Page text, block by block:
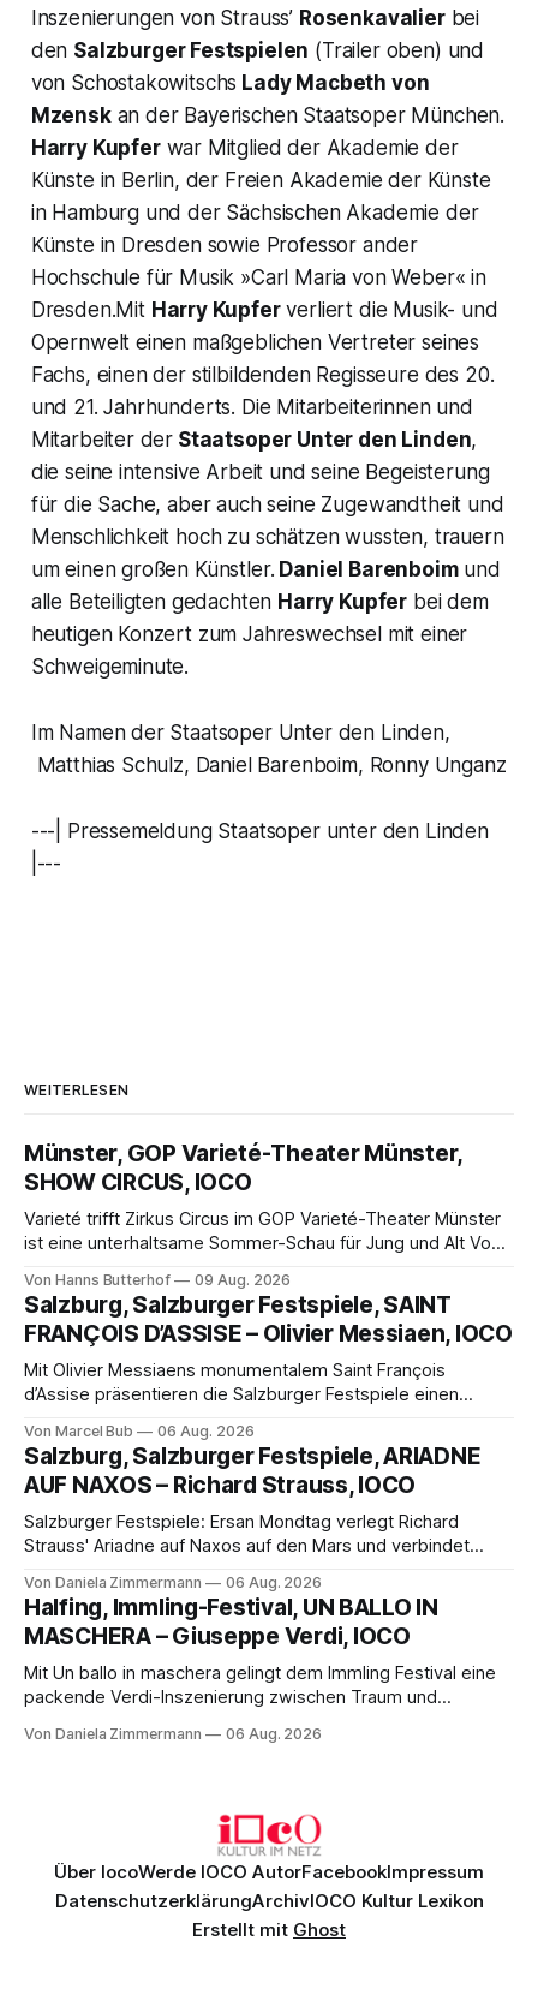
Inszenierungen von Strauss’ Rosenkavalierbei
den Salzburger Festspielen (Trailer oben) und
von Schostakowitschs Lady Macbeth von
Mzensk an der Bayerischen Staatsoper München.
Harry Kupferwar Mitglied der Akademie der
Künste in Berlin, der Freien Akademie der Künste
in Hamburg und der Sächsischen Akademie der
Künste in Dresden sowie Professor ander
Hochschule für Musik »Carl Maria von Weber« in
Dresden.Mit Harry Kupferverliert die Musik- und
Opernwelt einen maßgeblichen Vertreter seines
Fachs, einen der stilbildenden Regisseure des 20.
und 21. Jahrhunderts. Die Mitarbeiterinnen und
Mitarbeiter der Staatsoper Unter den Linden,
die seine intensive Arbeit und seine Begeisterung
für die Sache, aber auch seine Zugewandtheit und
Menschlichkeit hoch zu schätzen wussten, trauern
um einen großen Künstler. Daniel Barenboimund
alle Beteiligten gedachten Harry Kupfer bei dem
heutigen Konzert zum Jahreswechsel mit einer
Schweigeminute.
Im Namen der Staatsoper Unter den Linden,
Matthias Schulz, Daniel Barenboim, Ronny Unganz
---| Pressemeldung Staatsoper unter den Linden
|---
WEITERLESEN
Münster, GOP Varieté-Theater Münster,
SHOW CIRCUS, IOCO
Varieté trifft Zirkus Circus im GOP Varieté-Theater Münster
ist eine unterhaltsame Sommer-Schau für Jung und Alt Von
Münster der Vorhang zur neuen Show Circus hebt, erkundet
wohl auch eine junge Frau, wie es ist, wenn der Zirkus ins
Varieté kommt.
Von Hanns Butterhof 09 Aug. 2026
Salzburg, Salzburger Festspiele, SAINT
FRANÇOIS D’ASSISE – Olivier Messiaen, IOCO
Mit Olivier Messiaens monumentalem Saint François
d’Assise präsentieren die Salzburger Festspiele einen
eine bildgewaltige Inszenierung, Maxime Pascal entfaltet
die komplexe Partitur eindrucksvoll, Philippe Sly berührt als
Franziskus.
Von Marcel Bub 06 Aug. 2026
Salzburg, Salzburger Festspiele, ARIADNE
AUF NAXOS – Richard Strauss, IOCO
Salzburger Festspiele: Ersan Mondtag verlegt Richard
Strauss' Ariadne auf Naxos auf den Mars und verbindet
Aufführung mit starken Solisten und den Wiener
Philharmonikern, szenisch bleibt der zweite Akt jedoch
hinter den Erwartungen zurück.
Von Daniela Zimmermann 06 Aug. 2026
Halfing, Immling-Festival, UN BALLO IN
MASCHERA – Giuseppe Verdi, IOCO
Mit Un ballo in maschera gelingt dem Immling Festival eine
packende Verdi-Inszenierung zwischen Traum und
psychologische Tiefe mit starken Bildern, getragen von
Von Daniela Zimmermann 06 Aug. 2026
Über IocoWerde IOCO AutorFacebookImpressum
DatenschutzerklärungArchivIOCO Kultur Lexikon
Erstellt mit Ghost